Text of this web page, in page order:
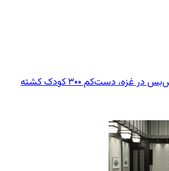
یونیسف: از زمان اعلام آتش‌بس در غزه، دست‌کم ۳۰۰ کودک کشته